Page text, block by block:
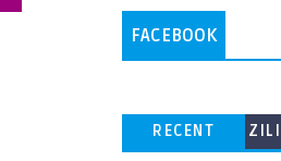
FACEBOOK
RECENT